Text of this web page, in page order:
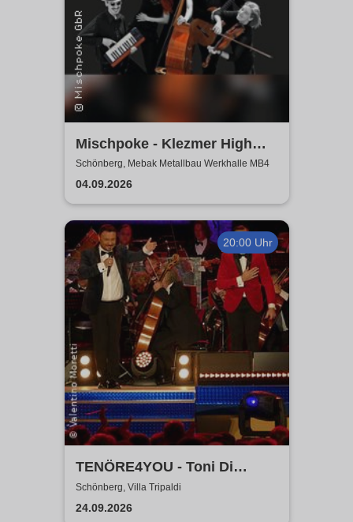
Mischpoke - Klezmer High
Life
Schönberg, Mebak Metallbau Werkhalle MB4
04.09.2026
20:00 Uhr
TENÖRE4YOU - Toni Di
Napoli & Pietro Pato
Schönberg, Villa Tripaldi
24.09.2026